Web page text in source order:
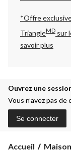
*Offre
TriangleMD sur
savoir plus
Ouvrez une
Vous n’avez pas de
Se connecter
Accueil Maison